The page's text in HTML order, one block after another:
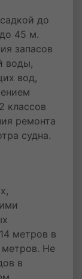
до
45 м.
запасов
воды,
вод,
классов
ремонта
судна.
метров в
метров. Не
в